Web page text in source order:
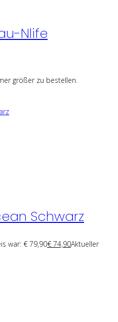
Nlife
größer zu bestellen.
Schwarz
war: € 79,90€ 74,90Aktueller